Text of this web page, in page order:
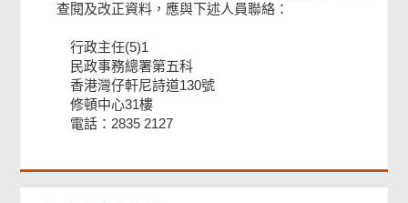
查閱及改正資料，應與下述人員聯絡：
行政主任(5)1
民政事務總署第五科
香港灣仔軒尼詩道130號
修頓中心31樓
電話：2835 2127